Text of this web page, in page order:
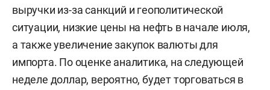
выручки из-за санкций и геополитической
ситуации, низкие цены на нефть в начале июля,
а также увеличение закупок валюты для
импорта. По оценке аналитика, на следующей
неделе доллар, вероятно, будет торговаться в